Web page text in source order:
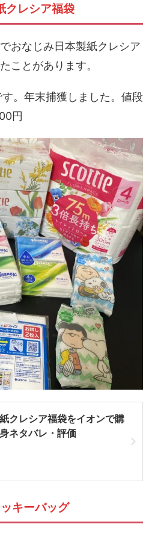
クレシア福袋
おなじみ日本製紙クレシア
ことがあります。
。年末捕獲しました。値段
円
クレシア福袋をイオンで購
ネタバレ・評価
キーバッグ